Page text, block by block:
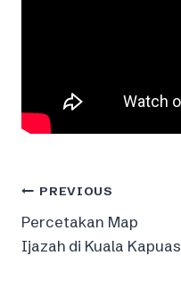
Post
navigation
PREVIOUS
Percetakan Map
Ijazah di Kuala Kapuas